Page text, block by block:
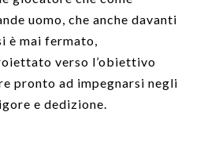
uomo, che anche davanti
è mai fermato,
verso l’obiettivo
pronto ad impegnarsi negli
e dedizione.